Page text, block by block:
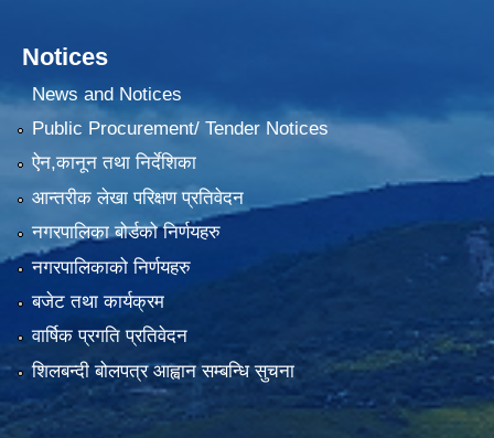
Notices
News and Notices
Public Procurement/ Tender Notices
ऐन,कानून तथा निर्देशिका
आन्तरीक लेखा परिक्षण प्रतिवेदन
नगरपालिका बोर्डको निर्णयहरु
नगरपालिकाको निर्णयहरु
बजेट तथा कार्यक्रम
वार्षिक प्रगति प्रतिवेदन
शिलबन्दी बोलपत्र आह्वान सम्बन्धि सुचना